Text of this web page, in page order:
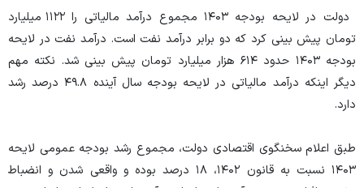
دولت در لایحه بودجه ۱۴۰۳ مجموع درآمد مالیاتی را ۱۱۲۲ میلیارد
تومان پیش بینی کرد که دو برابر درآمد نفت است. درآمد نفت در لایحه
بودجه ۱۴۰۳ حدود ۶۱۴ هزار میلیارد تومان پیش بینی شد. نکته مهم
دیگر اینکه درآمد مالیاتی در لایحه بودجه سال آینده ۴۹.۸ درصد رشد
دارد.
طبق اعلام سخنگوی اقتصادی دولت، مجموع رشد بودجه عمومی لایحه
۱۴۰۳ نسبت به قانون ۱۴۰۲، ۱۸ درصد بوده و واقعی شدن و انضباط